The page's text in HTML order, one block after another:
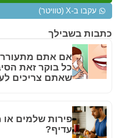
כתבות בשבילך
אם אתם
כל בוקר זאת
שאתם צריכים
פירות שלמים או
עדיף?
עקבו ב-X (טוויטר)